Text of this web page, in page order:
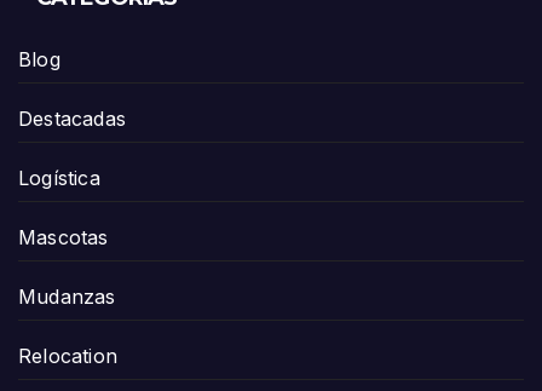
Blog
Destacadas
Logística
Mascotas
Mudanzas
Relocation